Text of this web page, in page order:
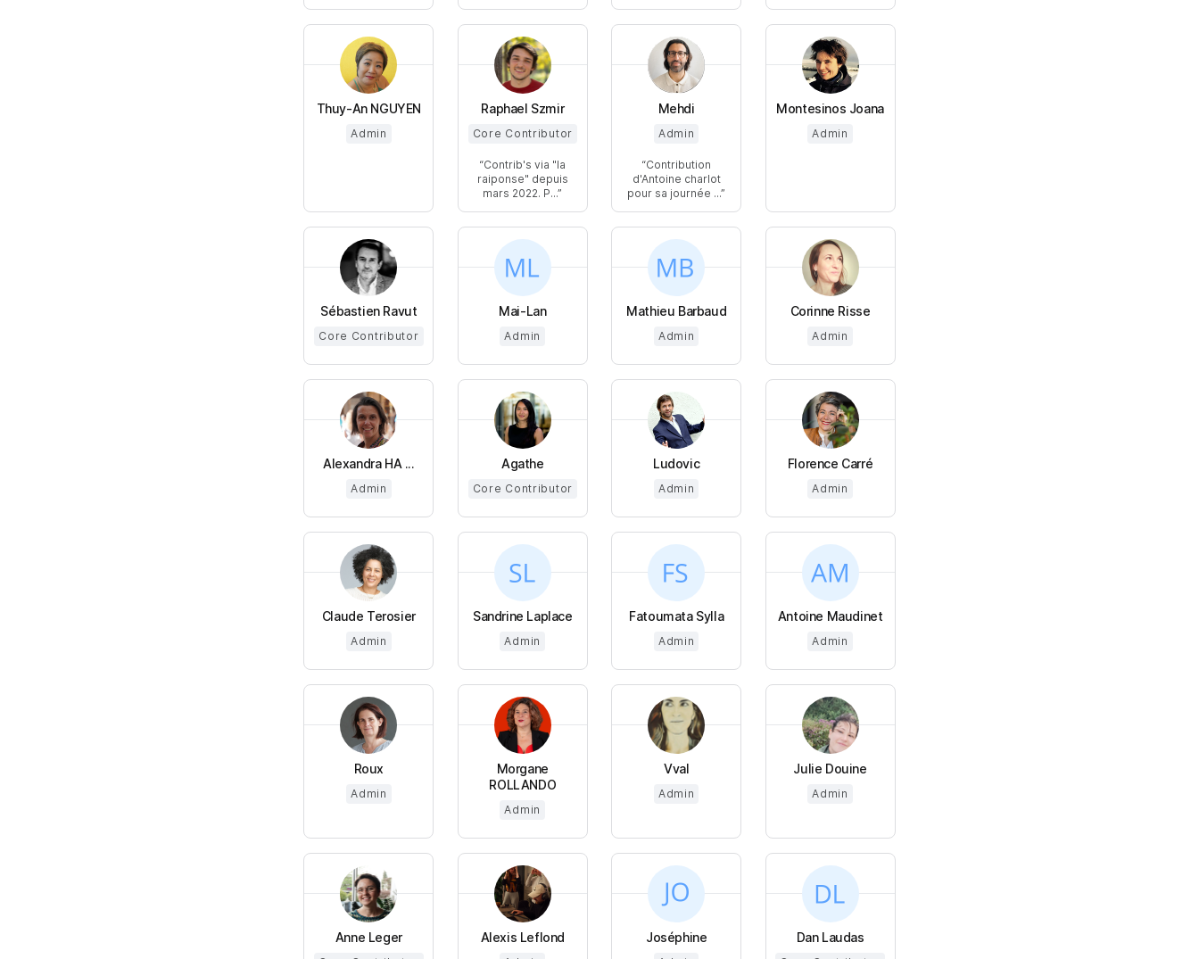
Thuy-An NGUYEN
Admin
Raphael Szmir
Core Contributor
Contrib's via "la
raiponse" depuis
mars 2022. P...
Mehdi
Admin
Contribution
d'Antoine charlot
pour sa journée ...
Montesinos Joana
Admin
Sébastien Ravut
Core Contributor
Mai-Lan
Admin
Mathieu Barbaud
Admin
Corinne Risse
Admin
Alexandra HA ...
Admin
Agathe
Core Contributor
Ludovic
Admin
Florence Carré
Admin
Claude Terosier
Admin
Sandrine Laplace
Admin
Fatoumata Sylla
Admin
Antoine Maudinet
Admin
Roux
Admin
Morgane
ROLLANDO
Admin
Vval
Admin
Julie Douine
Admin
Anne Leger Alexis Leflond Joséphine Dan Laudas